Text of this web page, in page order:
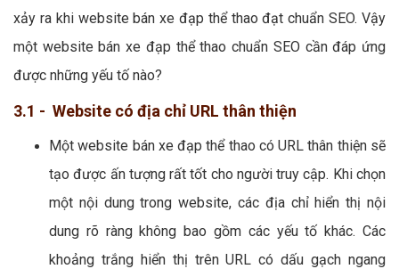
xảy ra khi website bán xe đạp thể thao đạt chuẩn SEO. Vậy
một website bán xe đạp thể thao chuẩn SEO cần đáp ứng
được những yếu tố nào?
3.1 - Website có địa chỉ URL thân thiện
Một website bán xe đạp thể thao có URL thân thiện sẽ
tạo được ấn tượng rất tốt cho người truy cập. Khi chọn
một nội dung trong website, các địa chỉ hiển thị nội
dung rõ ràng không bao gồm các yếu tố khác. Các
khoảng trắng hiển thị trên URL có dấu gạch ngang